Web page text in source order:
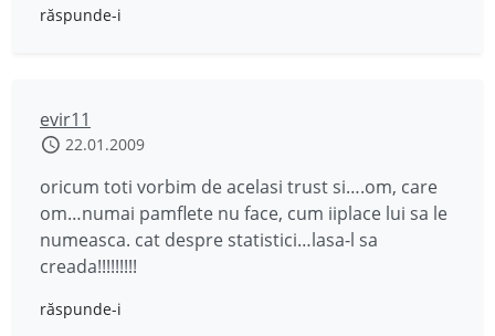
răspunde-i
evir11
22.01.2009
oricum toti vorbim de acelasi trust si….om, care
om…numai pamflete nu face, cum iiplace lui sa le
numeasca. cat despre statistici…lasa-l sa
creada!!!!!!!!!
răspunde-i